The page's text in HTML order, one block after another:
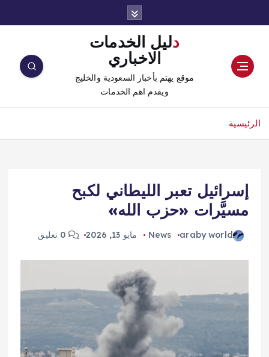
دليل الخدمات
الاخباري
موقع يهتم بأخبار السعودية والخليج
ويقدم اهم الخدمات
الرئيسية
إسرائيل تعبر الليطاني لكبح
مسيَّرات «حزب الله»
araby world
News مايو 13, 2026